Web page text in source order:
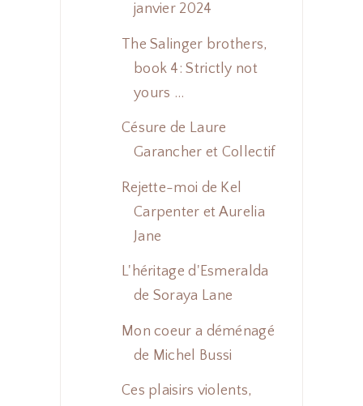
janvier 2024
The Salinger brothers,
book 4: Strictly not
yours ...
Césure de Laure
Garancher et Collectif
Rejette-moi de Kel
Carpenter et Aurelia
Jane
L'héritage d'Esmeralda
de Soraya Lane
Mon coeur a déménagé
de Michel Bussi
Ces plaisirs violents,